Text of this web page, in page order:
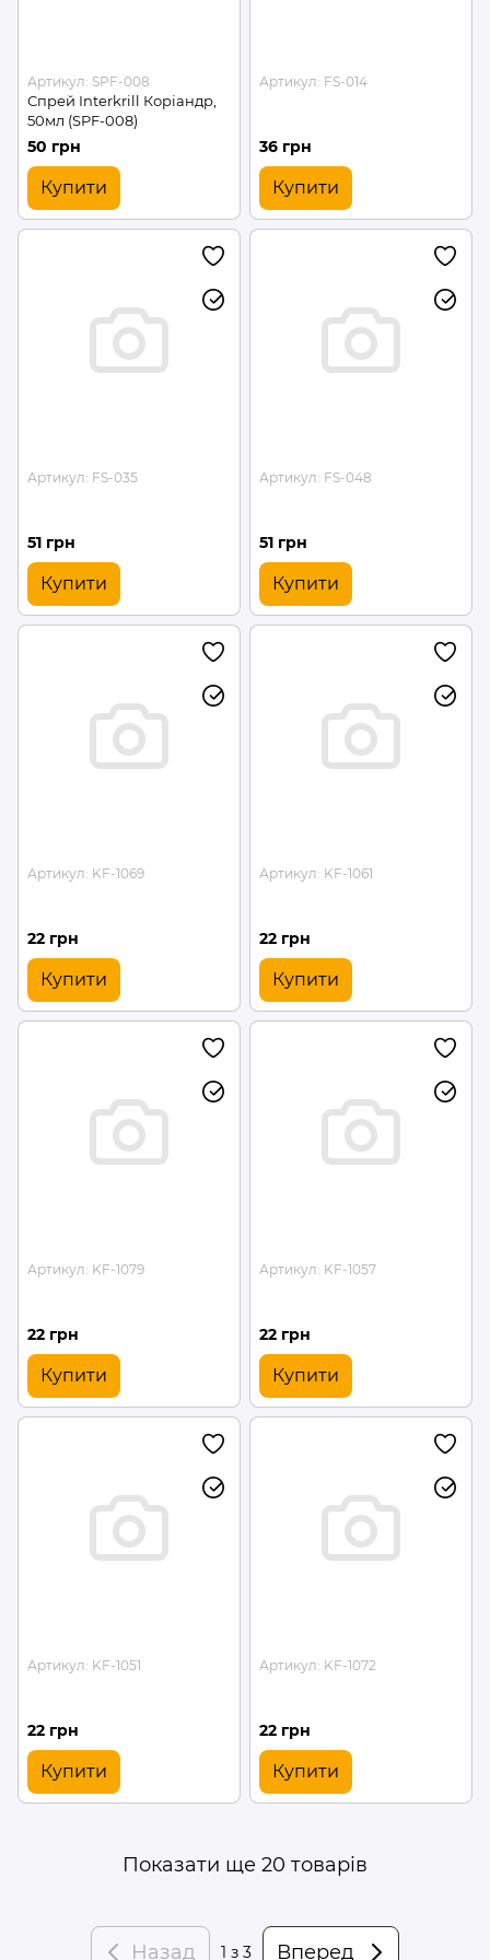
Артикул: SPF-008
Спрей Interkrill Коріандр,
50мл (SPF-008)
50 грн
Купити
Артикул: FS-014
36 грн
Купити
Артикул: FS-035
51 грн
Купити
Артикул: FS-048
51 грн
Купити
Артикул: KF-1069
22 грн
Купити
Артикул: KF-1061
22 грн
Купити
Артикул: KF-1079
22 грн
Купити
Артикул: KF-1057
22 грн
Купити
Артикул: KF-1051
22 грн
Купити
Артикул: KF-1072
22 грн
Купити
Показати ще 20 товарів
Назад 1 з 3 Вперед